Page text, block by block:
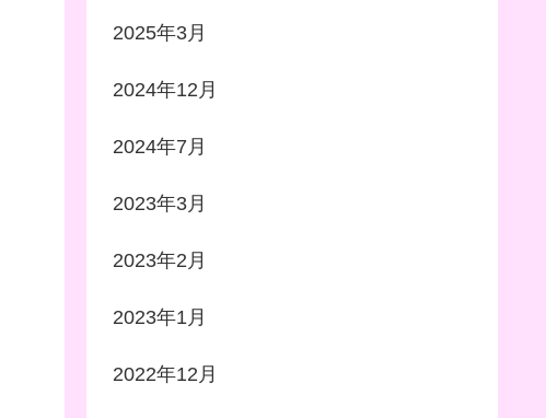
2025年3月
2024年12月
2024年7月
2023年3月
2023年2月
2023年1月
2022年12月